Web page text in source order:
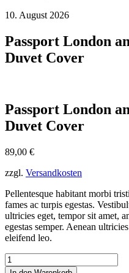
10. August 2026
Passport London
Duvet Cover
Passport London
Duvet Cover
89,00 €
zzgl. Versandkosten
Pellentesque habitant morbi
fames ac turpis egestas.
ultricies eget, tempor sit amet,
egestas semper. Aenean
eleifend leo.
Passport
London